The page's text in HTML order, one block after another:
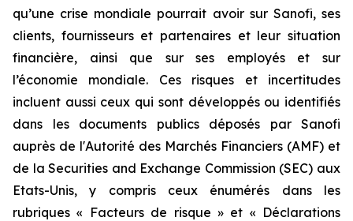
qu’une crise mondiale pourrait avoir sur Sanofi, ses
clients, fournisseurs et partenaires et leur situation
financière, ainsi que sur ses employés et sur
l’économie mondiale. Ces risques et incertitudes
incluent aussi ceux qui sont développés ou identifiés
dans les documents publics déposés par Sanofi
auprès de l'Autorité des Marchés Financiers (AMF) et
de la Securities and Exchange Commission (SEC) aux
Etats-Unis, y compris ceux énumérés dans les
rubriques « Facteurs de risque » et « Déclarations